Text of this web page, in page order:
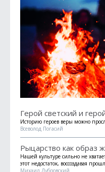
Герой светский и
Историю героев веры можно
Всеволод Погасий
Рыцарство как образ
Нашей культуре сильно не
этот недостаток, воссоздавая
Михаил Дубровский